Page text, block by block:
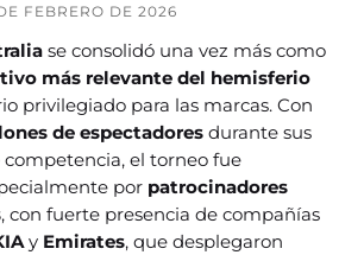
FEBRERO DE 2026
se consolidó una vez más como
más relevante del hemisferio
privilegiado para las marcas. Con
de espectadores durante sus
competencia, el torneo fue
por patrocinadores
, con fuerte presencia de compañías
y Emirates, que desplegaron